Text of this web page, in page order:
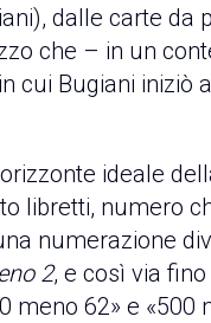
dalle carte da
che – in un
cui Bugiani iniziò
ideale
libretti, numero
numerazione
2, e così via
meno 62» e